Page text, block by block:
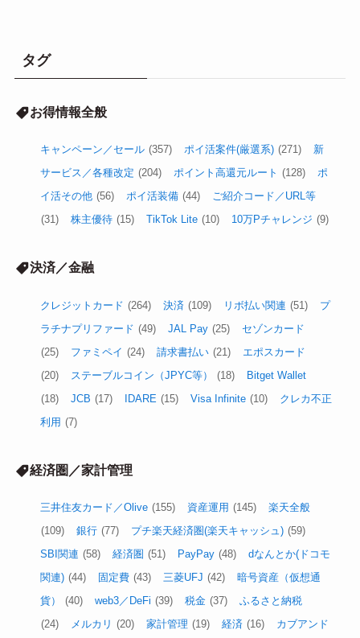
タグ
お得情報全般
キャンペーン／セール (357) ポイ活案件(厳選系) (271)
新
サービス／各種改定 (204) ポイント高還元ルート (128)
ポ
イ活その他 (56) ポイ活装備 (44)
ご紹介コード／URL等
(31)
株主優待 (15) TikTok Lite (10) 10万Pチャレンジ (9)
決済／金融
クレジットカード (264) 決済 (109) リボ払い関連 (51)
プ
ラチナプリファード (49) JAL Pay (25)
セゾンカード
(25)
ファミペイ (24) 請求書払い (21)
エポスカード
(20)
ステーブルコイン（JPYC等） (18)
Bitget Wallet
(18)
JCB (17) IDARE (15) Visa Infinite (10)
クレカ不正
利用 (7)
経済圏／家計管理
三井住友カード／Olive (155) 資産運用 (145)
楽天全般
(109)
銀行 (77) プチ楽天経済圏(楽天キャッシュ) (59)
SBI関連 (58) 経済圏 (51) PayPay (48)
dなんとか(ドコモ
関連) (44) 固定費 (43) 三菱UFJ (42)
暗号資産（仮想通
貨）
(40) web3／DeFi (39) 税金 (37)
ふるさと納税
(24)
メルカリ (20) 家計管理 (19) 経済 (16)
カブアンド